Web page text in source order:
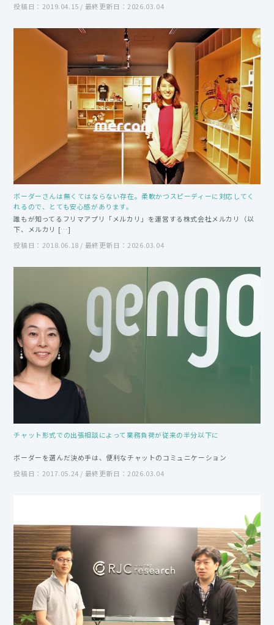
投稿日：2019.04.15 / 最終更新日：2026.03.04
ボーダーさんは無くてはならない存在。柔軟かつスピーディーに対応してく
れるので、とても安心感があります。
誰もが知ってるフリマアプリ「メルカリ」を運営する株式会社メルカリ（以
下、メルカリ […]
投稿日：2018.06.18 / 最終更新日：2026.03.04
チャット形式での出張相談によって業務負荷が従来の半分以下に
ボーダーを選んだ決め手は、便利なチャットのコミュニケーション
投稿日：2017.05.24 / 最終更新日：2026.03.04